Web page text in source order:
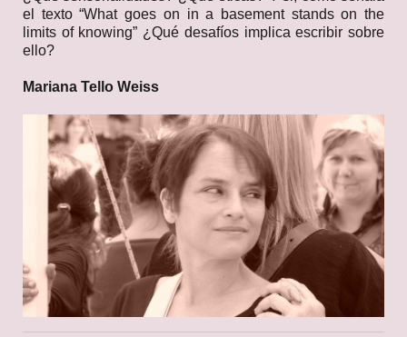
el texto “What goes on in a basement stands on the
limits of knowing” ¿Qué desafíos implica escribir sobre
ello?
Mariana Tello Weiss